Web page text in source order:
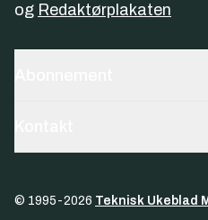
og Redaktørplakaten
© 1995-2026 Teknisk Ukeblad